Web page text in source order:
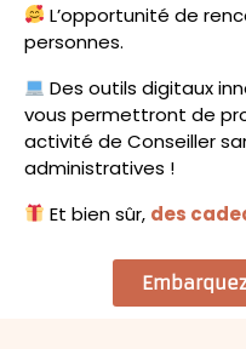
L’opportunité de
personnes.
Des outils digitaux
vous permettront de
activité de Conseiller
administratives !
Et bien sûr, des